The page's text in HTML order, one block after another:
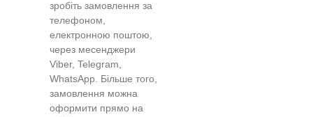
зробіть замовлення за
телефоном,
електронною поштою,
через месенджери
Viber, Telegram,
WhatsApp. Більше того,
замовлення можна
оформити прямо на